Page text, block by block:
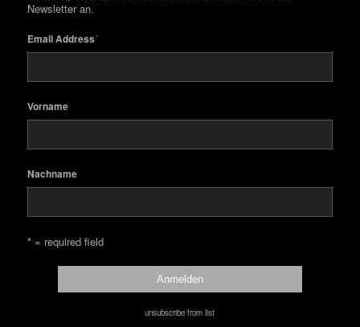
Newsletter an.
Email Address*
Vorname
Nachname
* = required field
unsubscribe from list